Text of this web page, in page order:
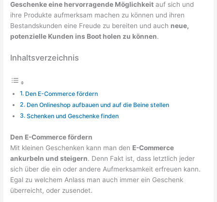
Geschenke eine hervorragende Möglichkeit auf sich und
ihre Produkte aufmerksam machen zu können und ihren
Bestandskunden eine Freude zu bereiten und auch neue,
potenzielle Kunden ins Boot holen zu können.
Inhaltsverzeichnis
Den E-Commerce fördern
Den Onlineshop aufbauen und auf die Beine stellen
Schenken und Geschenke finden
Den E-Commerce fördern
Mit kleinen Geschenken kann man den E-Commerce
ankurbeln und steigern. Denn Fakt ist, dass letztlich jeder
sich über die ein oder andere Aufmerksamkeit erfreuen kann.
Egal zu welchem Anlass man auch immer ein Geschenk
überreicht, oder zusendet.